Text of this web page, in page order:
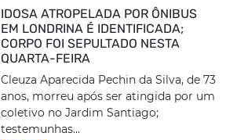
IDOSA ATROPELADA POR ÔNIBUS
EM LONDRINA É IDENTIFICADA;
CORPO FOI SEPULTADO NESTA
QUARTA-FEIRA
Cleuza Aparecida Pechin da Silva, de 73
anos, morreu após ser atingida por um
coletivo no Jardim Santiago;
testemunhas...